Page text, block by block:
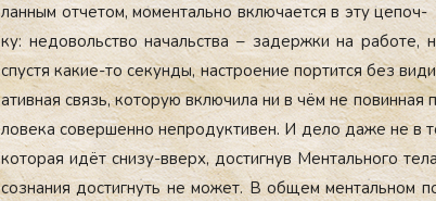
лан­ным от­че­том, мо­мен­таль­но вклю­ча­ет­ся в эту це­поч­
ку: не­доволь­ство на­чаль­ства – за­дер­жки на
спус­тя ка­кие-то се­кун­ды, нас­тро­ение пор­тится без
атив­ная связь, ко­торую вклю­чила ни в чём не
лове­ка со­вер­шенно неп­ро­дук­ти­вен. И де­ло да­же не в
ко­торая идёт сни­зу-вверх, дос­тигнув Мен­таль­но­го
соз­на­ния дос­тигнуть не мо­жет. В об­щем мен­таль­ном